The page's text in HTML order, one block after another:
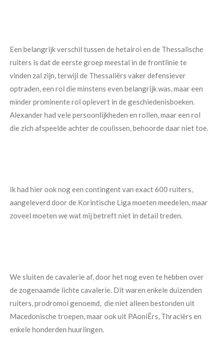
Een belangrijk verschil tussen de hetairoi en de Thessalische
ruiters is dat de eerste groep meestal in de frontlinie te
vinden zal zijn, terwijl de Thessaliërs vaker defensiever
optraden, een rol die minstens even belangrijk was, maar een
minder prominente rol oplevert in de geschiedenisboeken.
Alexander had vele persoonlijkheden en rollen, maar een rol
die zich afspeelde achter de coulissen, behoorde daar niet toe.
Ik had hier ook nog een contingent van exact 600 ruiters,
aangeleverd door de Korintische Liga moeten meedelen, maar
zoveel moeten we wat mij betreft niet in detail treden.
We sluiten de cavalerie af, door het nog even te hebben over
de zogenaamde lichte cavalerie. Dit waren enkele duizenden
ruiters, prodromoi genoemd, die niet alleen bestonden uit
Macedonische troepen, maar ook uit PAoniËrs, Thraciërs en
enkele honderden huurlingen.